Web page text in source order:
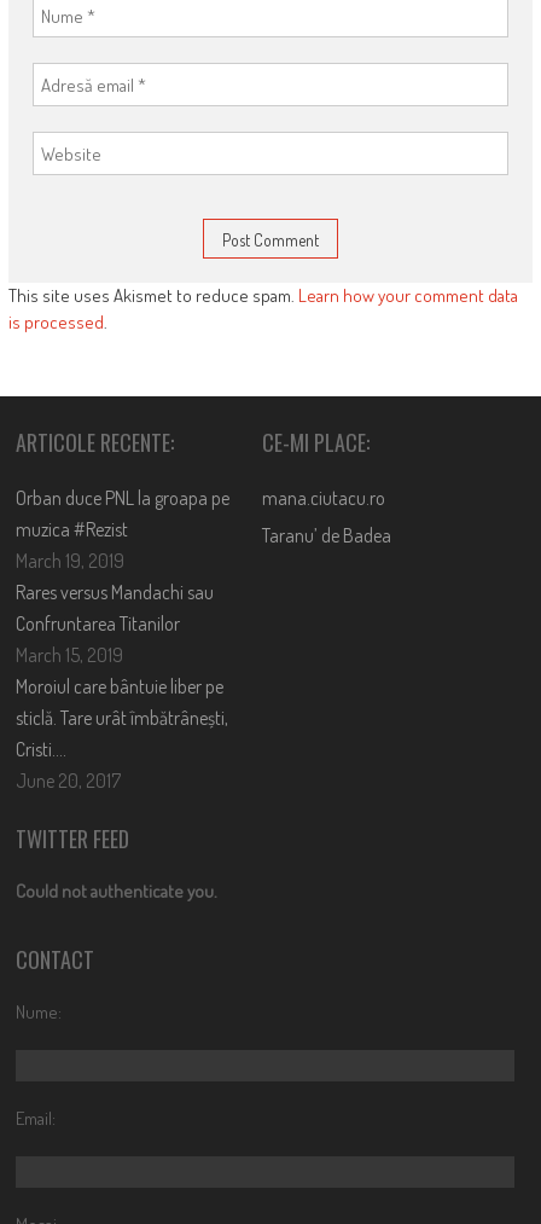
This site uses Akismet to reduce spam. Learn how your comment data
is processed.
ARTICOLE RECENTE:
Orban duce PNL la groapa pe
muzica #Rezist
March 19, 2019
Rares versus Mandachi sau
Confruntarea Titanilor
March 15, 2019
Moroiul care bântuie liber pe
sticlă. Tare urât îmbătrânești,
Cristi….
June 20, 2017
CE-MI PLACE:
mana.ciutacu.ro
Taranu’ de Badea
TWITTER FEED
Could not authenticate you.
CONTACT
Nume:
Email: